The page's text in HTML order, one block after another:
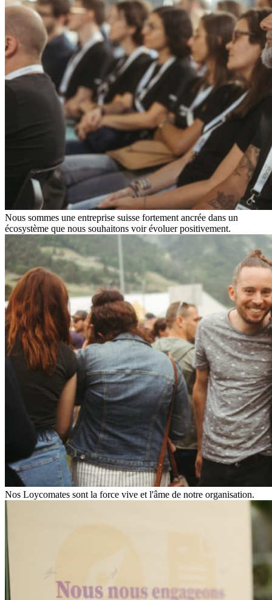
Nous sommes une entreprise suisse fortement ancrée dans un
écosystème que nous souhaitons voir évoluer positivement.
Nos Loycomates sont la force vive et l'âme de notre organisation.